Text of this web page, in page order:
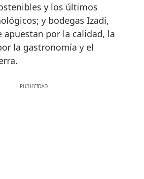
y los últimos
y bodegas Izadi,
apuestan por la calidad, la
la gastronomía y el